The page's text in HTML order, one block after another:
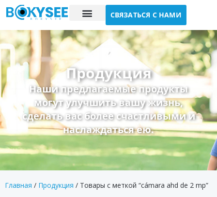
СВЯЗАТЬСЯ С НАМИ
Продукция
Наши предлагаемые продукты
могут улучшить вашу жизнь,
сделать вас более счастливыми и
наслаждаться ею.
Главная / Продукция / Товары с меткой “cámara ahd de 2 mp”